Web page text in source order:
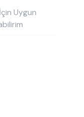
Uygun